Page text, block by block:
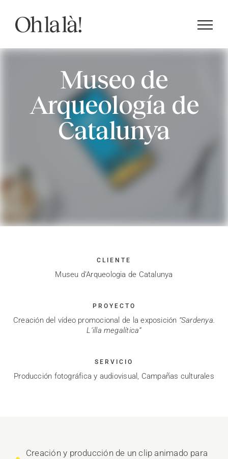
contenido
Museo de
Arqueología de
Catalunya
CLIENTE
Museu d’Arqueologia de Catalunya
PROYECTO
Creación del vídeo promocional de la exposición “Sardenya.
L’illa megalítica”
SERVICIO
Producción fotográfica y audiovisual, Campañas culturales
Creación y producción de un clip animado para